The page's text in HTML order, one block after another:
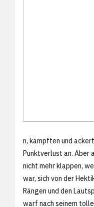
n, kämpften und
Punktverlust an. Aber
nicht mehr klappen,
war, sich von der
Rängen und den
warf nach seinem